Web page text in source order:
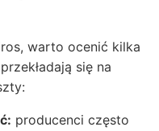
warto ocenić kilka
się na
producenci często